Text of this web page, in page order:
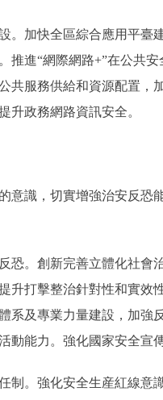
加快全區綜合應用平臺建
推進“網際網路+”在公共
共服務供給和資源配置，
升政務網路資訊安全。
識，切實增強治安反恐能
。創新完善立體化社會治
升打擊整治針對性和實效
系及專業力量建設，加強
動能力。強化國家安全宣
。強化安全生産紅線意識